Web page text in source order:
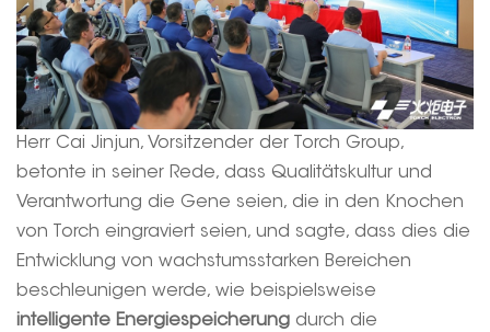
Herr Cai Jinjun, Vorsitzender der Torch Group,
betonte in seiner Rede, dass Qualitätskultur und
Verantwortung die Gene seien, die in den Knochen
von Torch eingraviert seien, und sagte, dass dies die
Entwicklung von wachstumsstarken Bereichen
beschleunigen werde, wie beispielsweise
intelligente Energiespeicherung durch die